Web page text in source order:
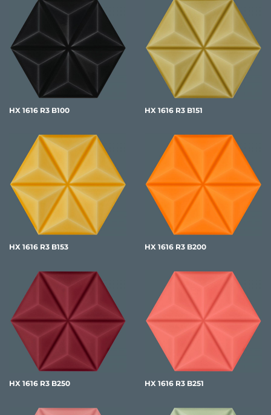
HX 1616 R3 B100 HX 1616 R3 B151
HX 1616 R3 B153 HX 1616 R3 B200
HX 1616 R3 B250 HX 1616 R3 B251